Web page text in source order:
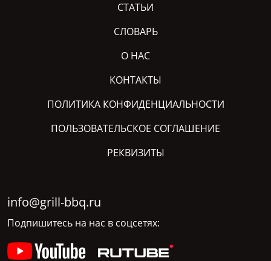
СТАТЬИ
СЛОВАРЬ
О НАС
КОНТАКТЫ
ПОЛИТИКА КОНФИДЕНЦИАЛЬНОСТИ
ПОЛЬЗОВАТЕЛЬСКОЕ СОГЛАШЕНИЕ
РЕКВИЗИТЫ
info@grill-bbq.ru
Подпишитесь на нас в соцсетях: